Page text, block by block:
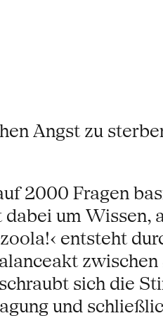
Angst zu
2000 Fragen
um Wissen,
entsteht
sich die
und